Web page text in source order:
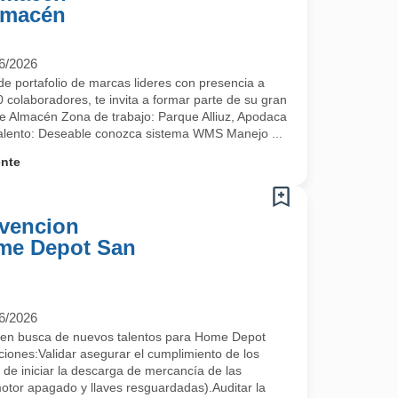
2026
portafolio de marcas lideres con presencia a
colaboradores, te invita a formar parte de su gran
Almacén Zona de trabajo: Parque Alliuz, Apodaca
Deseable conozca sistema WMS Manejo ...
Depot San
2026
busca de nuevos talentos para Home Depot
asegurar el cumplimiento de los
iniciar la descarga de mercancía de las
apagado y llaves resguardadas).Auditar la